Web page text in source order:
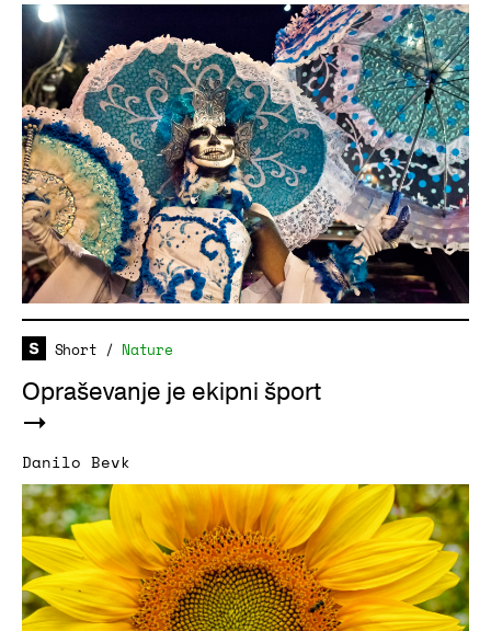
Short / Nature
Opraševanje je ekipni šport
Danilo Bevk